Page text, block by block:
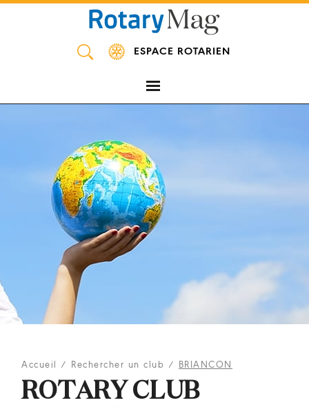
ESPACE ROTARIEN
Accueil / Rechercher un club / BRIANCON
ROTARY CLUB
Panneau de gestion des cookies